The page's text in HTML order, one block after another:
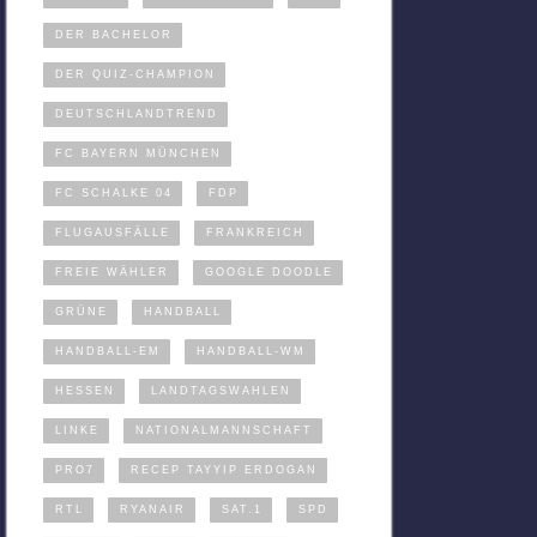
DER BACHELOR
DER QUIZ-CHAMPION
DEUTSCHLANDTREND
FC BAYERN MÜNCHEN
FC SCHALKE 04 FDP
FLUGAUSFÄLLE FRANKREICH
FREIE WÄHLER GOOGLE DOODLE
GRÜNE HANDBALL
HANDBALL-EM HANDBALL-WM
HESSEN LANDTAGSWAHLEN
LINKE NATIONALMANNSCHAFT
PRO7 RECEP TAYYIP ERDOGAN
RTL RYANAIR SAT.1 SPD